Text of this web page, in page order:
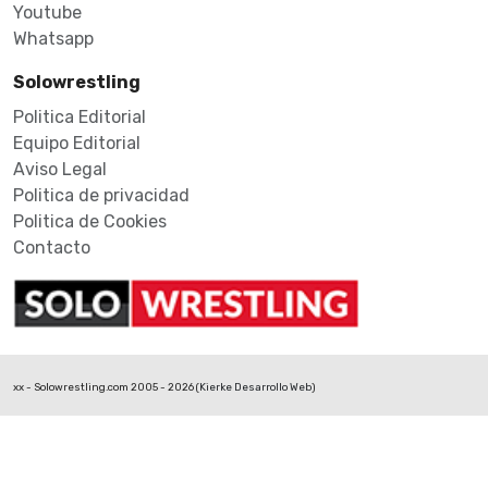
Youtube
Whatsapp
Solowrestling
Politica Editorial
Equipo Editorial
Aviso Legal
Politica de privacidad
Politica de Cookies
Contacto
xx - Solowrestling.com 2005 - 2026 (Kierke Desarrollo Web)